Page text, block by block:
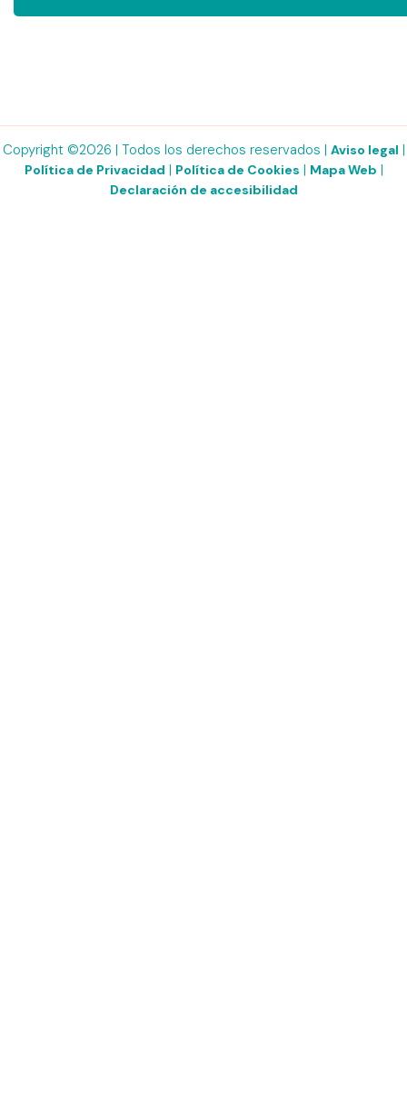
Copyright ©2026 | Todos los derechos reservados | Aviso legal |
Política de Privacidad | Política de Cookies | Mapa Web |
Declaración de accesibilidad